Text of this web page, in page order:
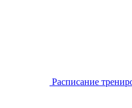
Расписание